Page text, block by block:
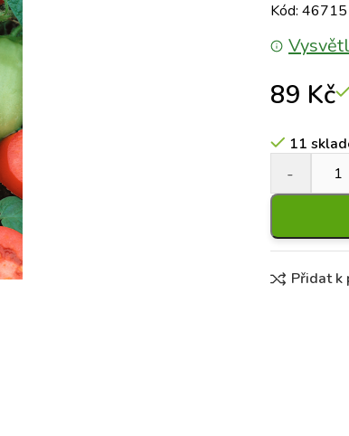
Kód: 46715
89 Kč
11
Přidat k